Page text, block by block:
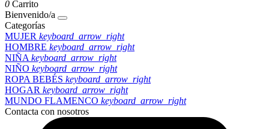
0 Carrito
Bienvenido/a
Categorías
MUJER keyboard_arrow_right
HOMBRE keyboard_arrow_right
NIÑA keyboard_arrow_right
NIÑO keyboard_arrow_right
ROPA BEBÉS keyboard_arrow_right
HOGAR keyboard_arrow_right
MUNDO FLAMENCO keyboard_arrow_right
Contacta con nosotros